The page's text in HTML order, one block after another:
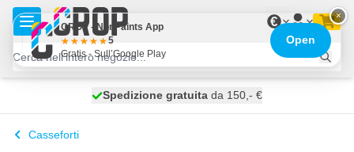
Salta al contenuto
€
spedito oggi
Spedizione gratuita da 150,- €
100 giorni
Casseforti
×
CROP - NonPaints App
5
Gratis - Sull’Google Play
Open